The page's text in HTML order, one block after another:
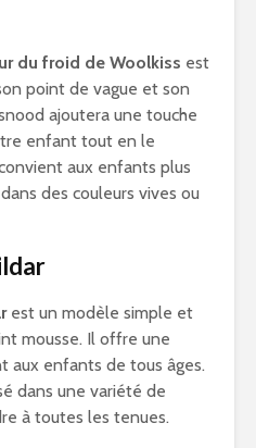
du froid de Woolkiss est
point de vague et son
ajoutera une touche
enfant tout en le
aux enfants plus
des couleurs vives ou
est un modèle simple et
mousse. Il offre une
aux enfants de tous âges.
dans une variété de
à toutes les tenues.